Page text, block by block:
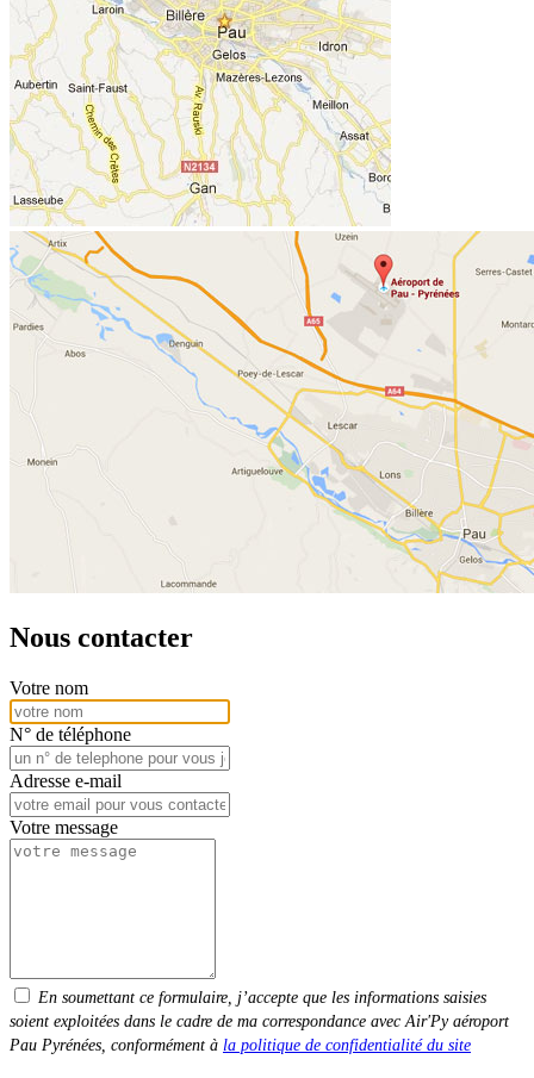
Nous contacter
Votre nom
N° de téléphone
Adresse e-mail
Votre message
En soumettant ce formulaire, j’accepte que les informations saisies
soient exploitées dans le cadre de ma correspondance avec Air'Py aéroport
Pau Pyrénées, conformément à la politique de confidentialité du site